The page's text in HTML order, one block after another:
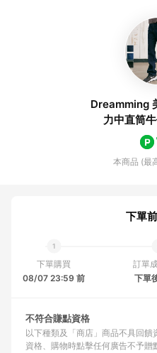
Dreamming
力中直筒
本商品 (最
下單
下單購買
08/07 23:59 前
訂單
下單
不符合賺點資格
以下種類及「商店」商品不具回饋
資格
購物時點擊任何廣告不予贈